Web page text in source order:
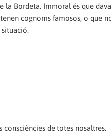
la Bordeta. Immoral és que
cognoms famosos, o que
consciències de totes nosaltres.